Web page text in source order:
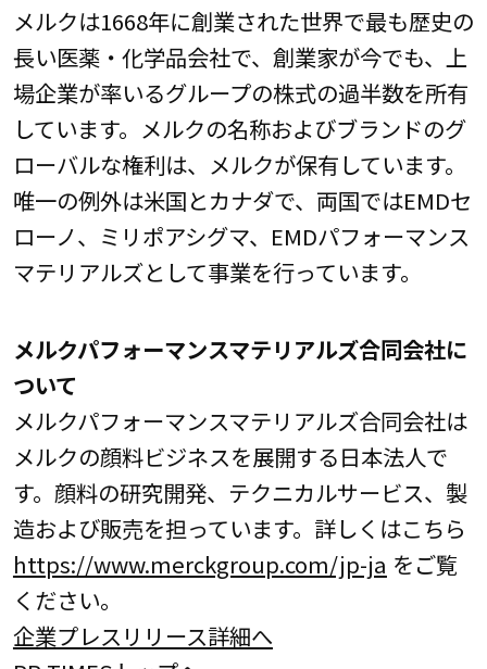
メルクは1668年に創業された世界で最も歴史の
長い医薬・化学品会社で、創業家が今でも、上
場企業が率いるグループの株式の過半数を所有
しています。メルクの名称およびブランドのグ
ローバルな権利は、メルクが保有しています。
唯一の例外は米国とカナダで、両国ではEMDセ
ローノ、ミリポアシグマ、EMDパフォーマンス
マテリアルズとして事業を行っています。
メルクパフォーマンスマテリアルズ合同会社に
ついて
メルクパフォーマンスマテリアルズ合同会社は
メルクの顔料ビジネスを展開する日本法人で
す。顔料の研究開発、テクニカルサービス、製
造および販売を担っています。詳しくはこちら
https://www.merckgroup.com/jp-ja をご覧
ください。
企業プレスリリース詳細へ